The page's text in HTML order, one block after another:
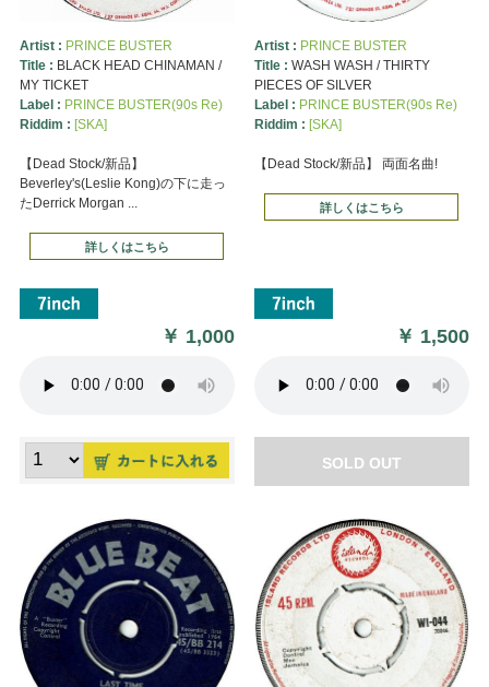
Artist : PRINCE BUSTER
Title : BLACK HEAD CHINAMAN /
MY TICKET
Label : PRINCE BUSTER(90s Re)
Riddim : [SKA]
【Dead Stock/新品】
Beverley's(Leslie Kong)の下に走っ
たDerrick Morgan ...
詳しくはこちら
￥ 1,000
Artist : PRINCE BUSTER
Title : WASH WASH / THIRTY
PIECES OF SILVER
Label : PRINCE BUSTER(90s Re)
Riddim : [SKA]
【Dead Stock/新品】 両面名曲!
詳しくはこちら
￥ 1,500
SOLD OUT